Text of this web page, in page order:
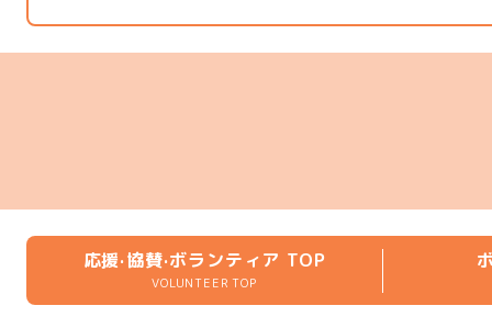
応援·協賛·ボランティア TOP
VOLUNTEER TOP